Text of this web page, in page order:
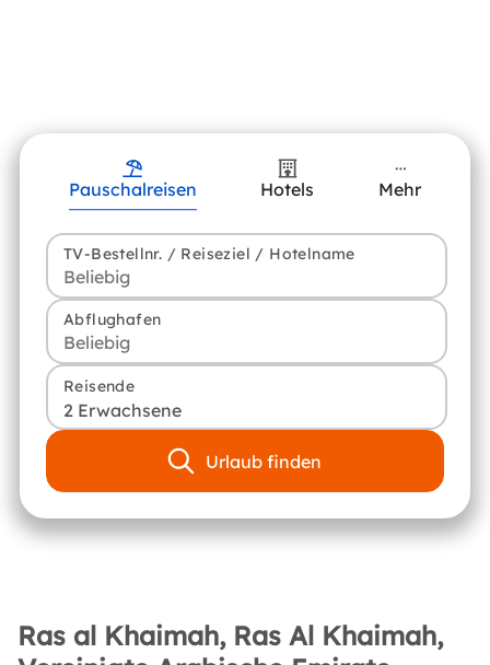
Pauschalreisen Hotels Mehr
TV-Bestellnr. / Reiseziel / Hotelname
Abflughafen
Reisende
2 Erwachsene
Urlaub finden
Ras al Khaimah, Ras Al Khaimah,